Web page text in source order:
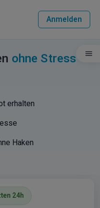
Anmelden
ohne Stress
erhalten
Haken
24h